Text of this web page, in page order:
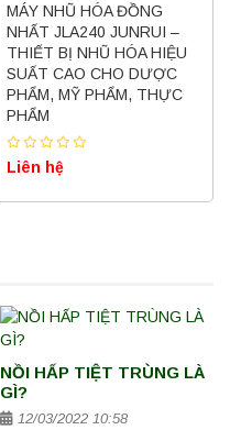
MÁY NHŨ HÓA ĐỒNG
NHẤT JLA240 JUNRUI –
THIẾT BỊ NHŨ HÓA HIỆU
SUẤT CAO CHO DƯỢC
PHẨM, MỸ PHẨM, THỰC
PHẨM
Liên hệ
NỒI HẤP TIỆT TRÙNG LÀ
GÌ?
12/03/2022 10:58